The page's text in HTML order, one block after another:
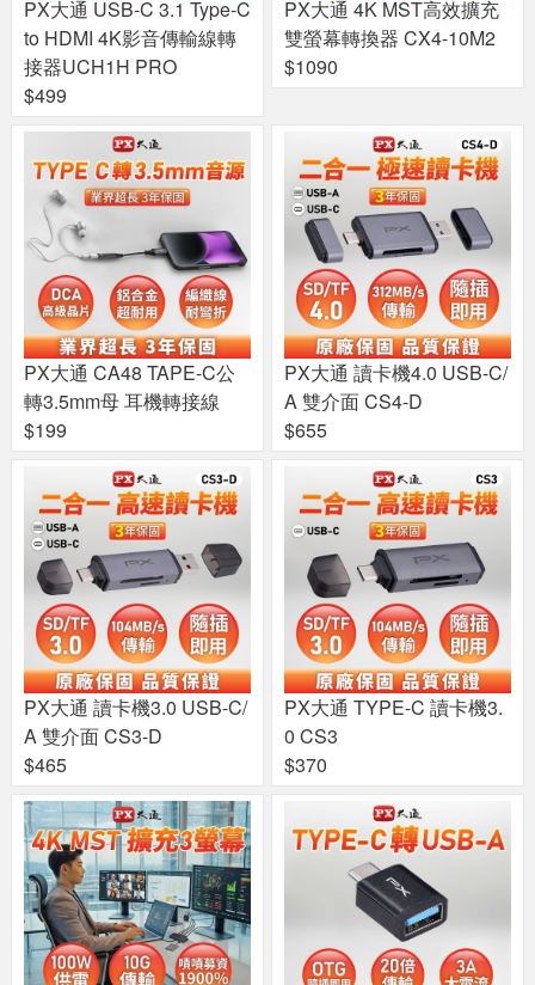
PX大通 USB-C 3.1 Type-C
to HDMI 4K影音傳輸線轉
接器UCH1H PRO
$499
PX大通 4K MST高效擴充
雙螢幕轉換器 CX4-10M2
$1090
PX大通 CA48 TAPE-C公
轉3.5mm母 耳機轉接線
$199
PX大通 讀卡機4.0 USB-C/
A 雙介面 CS4-D
$655
PX大通 讀卡機3.0 USB-C/
A 雙介面 CS3-D
$465
PX大通 TYPE-C 讀卡機3.
0 CS3
$370